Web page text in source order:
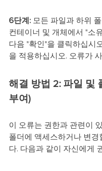
6단계: 모든 파일과 하위
컨테이너 및 개체에서 "소
다음 "확인"을 클릭하십시
을 적용하십시오. 오류가
해결 방법 2: 파일 및
부여)
이 오류는 권한과 관련이
폴더에 액세스하거나 변경
다. 다음과 같이 자신에게